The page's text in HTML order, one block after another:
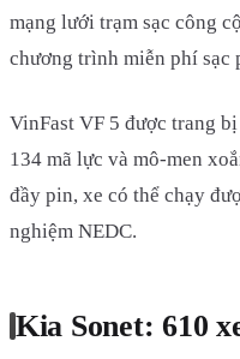
mạng lưới trạm sạc công
chương trình miễn phí sạc
VinFast VF 5 được trang
134 mã lực và mô-men
đầy pin, xe có thể chạy
nghiệm NEDC.
Kia Sonet: 610